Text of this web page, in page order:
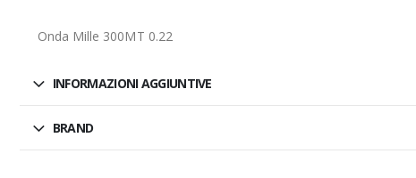
Onda Mille 300MT 0.22
INFORMAZIONI AGGIUNTIVE
BRAND